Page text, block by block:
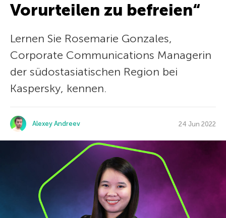
Vorurteilen zu befreien“
Lernen Sie Rosemarie Gonzales,
Corporate Communications Managerin
der südostasiatischen Region bei
Kaspersky, kennen.
Alexey Andreev 24 Jun 2022